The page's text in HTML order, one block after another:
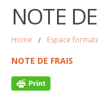
NOTE
Home / Espace
NOTE DE FRAIS